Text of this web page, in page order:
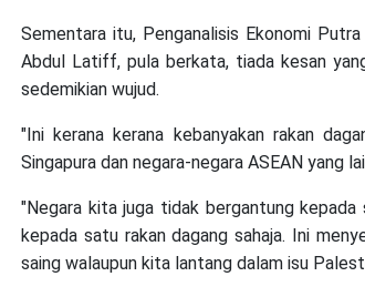
Sementara itu, Penganalisis Ekonomi
Abdul Latiff, pula berkata, tiada kesan
sedemikian wujud.
"Ini kerana kerana kebanyakan rakan
Singapura dan negara-negara ASEAN yang
"Negara kita juga tidak bergantung
kepada satu rakan dagang sahaja. Ini
saing walaupun kita lantang dalam isu